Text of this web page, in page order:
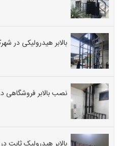
بالابر هیدرولیکی در
نصب بالابر فروشگاهی